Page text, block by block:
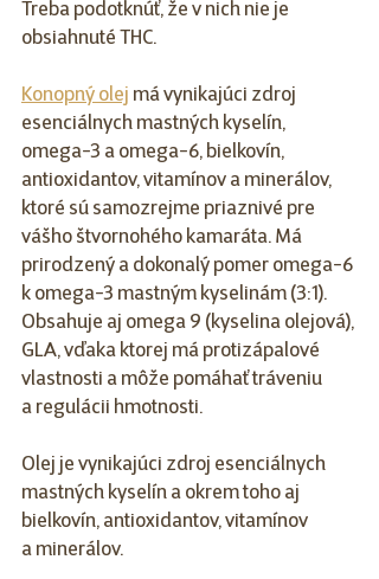
Treba podotknúť, že v nich nie je
obsiahnuté THC.
Konopný olej má vynikajúci zdroj
esenciálnych mastných kyselín,
omega-3 a omega-6, bielkovín,
antioxidantov, vitamínov a minerálov,
ktoré sú samozrejme priaznivé pre
vášho štvornohého kamaráta. Má
prirodzený a dokonalý pomer omega-6
k omega-3 mastným kyselinám (3:1).
Obsahuje aj omega 9 (kyselina olejová),
GLA, vďaka ktorej má protizápalové
vlastnosti a môže pomáhať tráveniu
a regulácii hmotnosti.
Olej je vynikajúci zdroj esenciálnych
mastných kyselín a okrem toho aj
bielkovín, antioxidantov, vitamínov
a minerálov.